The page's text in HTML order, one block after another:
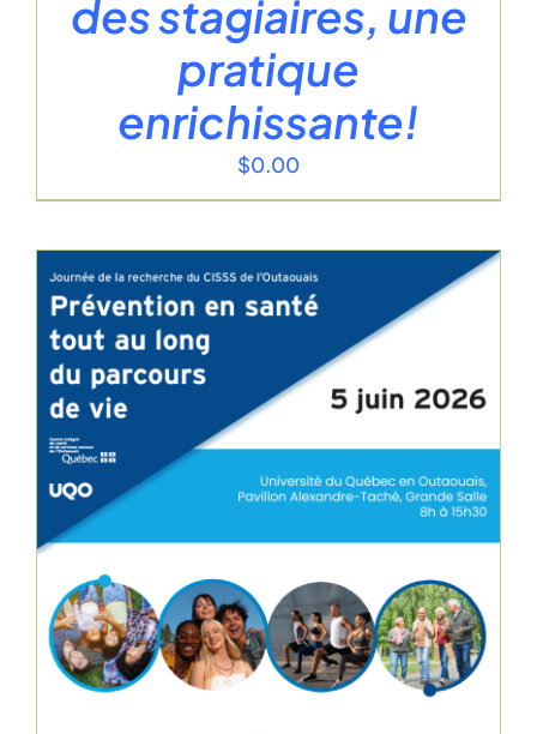
des stagiaires, une
pratique
enrichissante!
$0.00